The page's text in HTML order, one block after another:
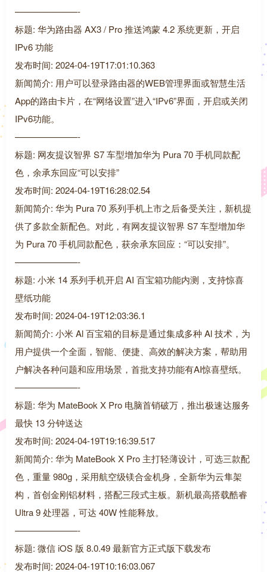
———————-
标题: 华为路由器 AX3 / Pro 推送鸿蒙 4.2 系统更新，开启
IPv6 功能
发布时间: 2024-04-19T17:01:10.363
新闻简介: 用户可以登录路由器的WEB管理界面或智慧生活
App的路由卡片，在“网络设置”进入“IPv6”界面，开启或关闭
IPv6功能。
———————-
标题: 网友提议智界 S7 车型增加华为 Pura 70 手机同款配
色，余承东回应“可以安排”
发布时间: 2024-04-19T16:28:02.54
新闻简介: 华为 Pura 70 系列手机上市之后备受关注，新机提
供了多款全新配色。对此，有网友提议智界 S7 车型增加华
为 Pura 70 手机同款配色，获余承东回应：“可以安排”。
———————-
标题: 小米 14 系列手机开启 AI 百宝箱功能内测，支持惊喜
壁纸功能
发布时间: 2024-04-19T12:03:36.1
新闻简介: 小米 Al 百宝箱的目标是通过集成多种 Al 技术，为
用户提供一个全面，智能、便捷、高效的解决方案，帮助用
户解决各种问题和应用场景，首批支持功能有AI惊喜壁纸。
———————-
标题: 华为 MateBook X Pro 电脑首销破万，推出极速达服务
最快 13 分钟送达
发布时间: 2024-04-19T19:16:39.517
新闻简介: 华为 MateBook X Pro 主打轻薄设计，可选三款配
色，重量 980g，采用航空级镁合金机身，全新华为云隼架
构，首创金刚铝材料，搭配三段式主板。新机最高搭载酷睿
Ultra 9 处理器，可达 40W 性能释放。
———————-
标题: 微信 iOS 版 8.0.49 最新官方正式版下载发布
发布时间: 2024-04-19T10:16:03.067